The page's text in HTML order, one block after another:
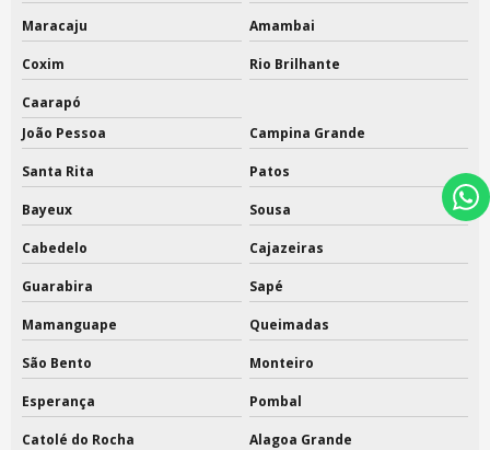
Maracaju Amambai
Coxim Rio Brilhante
Caarapó
João Pessoa
Campina Grande
Santa Rita Patos
Bayeux Sousa
Cabedelo Cajazeiras
Guarabira Sapé
Mamanguape Queimadas
São Bento Monteiro
Esperança Pombal
Catolé do Rocha Alagoa Grande